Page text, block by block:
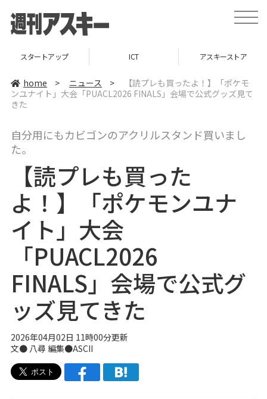
t
o
e
v
i
ップ アスキーストア インフォ
home > ニュース >
【読プレも買ったよ！】「ポケモ
ンユナイト」大会「PUACL2026 FINALS」会場で公式グッズ見て
きた
自分用にもカビゴンのアクリルスタンド買いまし
た。
【読プレも買った
よ！】「ポケモンユナ
イト」大会
「PUACL2026
FINALS」会場で公式グ
ッズ見てきた
2026年04月02日 11時00分更新
文● 八尋 編集●ASCII